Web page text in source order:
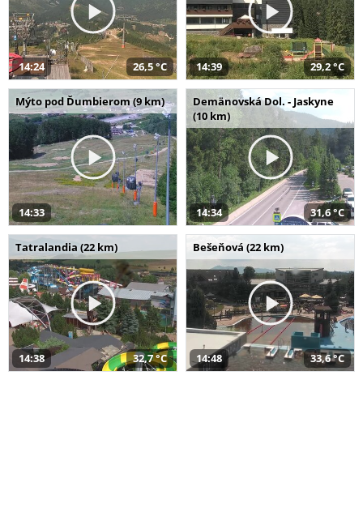
14:24 26,5 °C 14:39 29,2 °C
Mýto pod Ďumbierom (9 km)
14:33
Demänovská Dol. - Jaskyne
(10 km)
14:34 31,6 °C
Tatralandia (22 km)
14:38 32,7 °C
Bešeňová (22 km)
14:48 33,6 °C